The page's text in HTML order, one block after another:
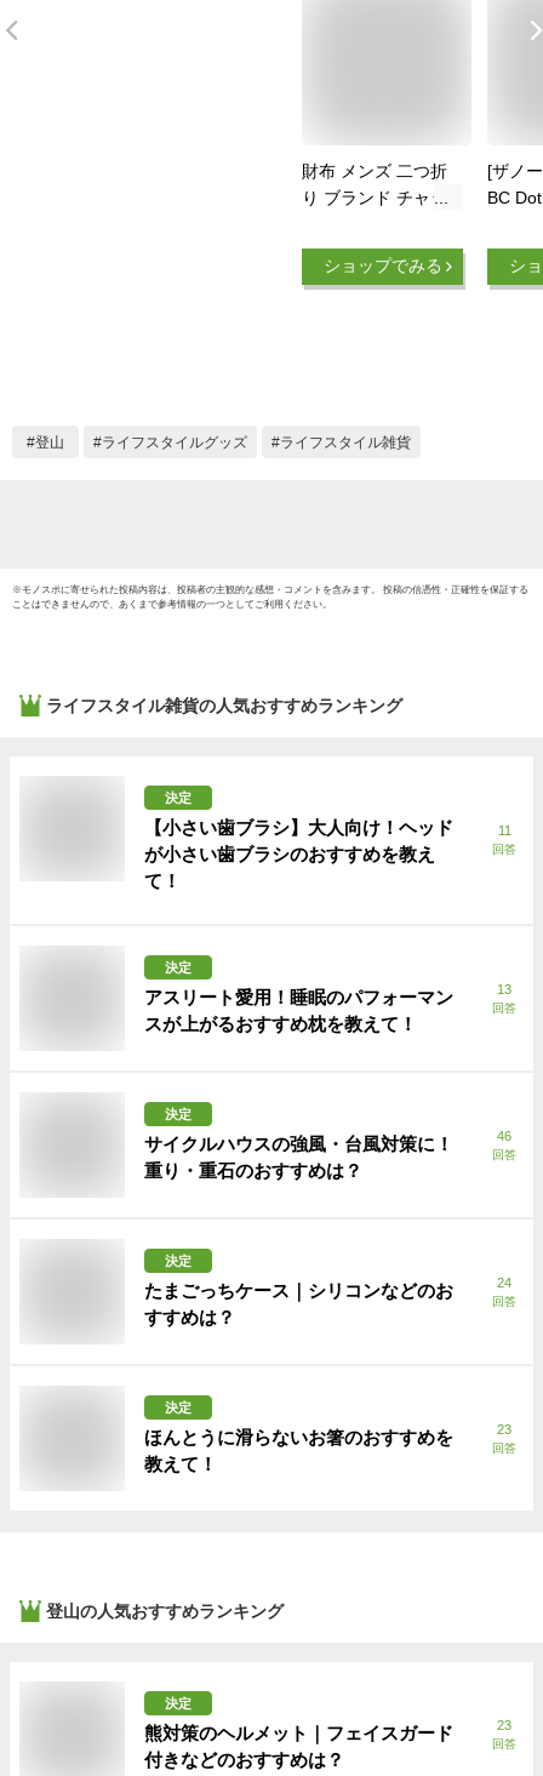
財布 メンズ 二つ折
り ブランド チャッ
ットティッシュ【あ
す楽14時まで】ネコ
ナ 小銭 コインケー
ショップでみる
[ザノ
BC
シ
登山 ライフスタイルグッズ ライフスタイル雑貨
※モノスポに寄せられた投稿内容は、投稿者の主観的な感想・コメントを含みます。 投稿の信憑性・正確性を保証する
ことはできませんので、あくまで参考情報の一つとしてご利用ください。
ライフスタイル雑貨の人気おすすめランキング
決定
【小さい歯ブラシ】大人向け！ヘッド
が小さい歯ブラシのおすすめを教え
て！
11
回答
決定
アスリート愛用！睡眠のパフォーマン
スが上がるおすすめ枕を教えて！
13
回答
決定
サイクルハウスの強風・台風対策に！
重り・重石のおすすめは？
46
回答
決定
たまごっちケース｜シリコンなどのお
すすめは？
24
回答
決定
ほんとうに滑らないお箸のおすすめを
教えて！
23
回答
登山の人気おすすめランキング
決定
熊対策のヘルメット｜フェイスガード
付きなどのおすすめは？
23
回答